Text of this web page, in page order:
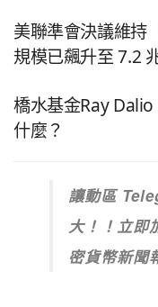
美聯準會決議維持
規模已飆升至 7.2
橋水基金Ray
什麼？
讓動區
大！！立即
密貨幣新聞